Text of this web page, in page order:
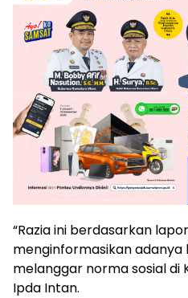
“Razia ini berdasarkan
menginformasikan adanya
melanggar norma sosial di
Ipda Intan.